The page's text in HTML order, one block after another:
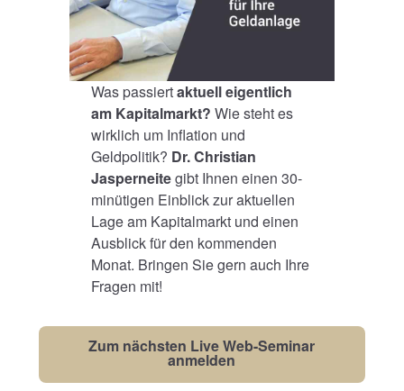
Was passiertaktuell eigentlich
am Kapitalmarkt? Wie steht es
wirklich um Inflation und
Geldpolitik? Dr. Christian
Jasperneitegibt Ihnen einen 30-
minütigen Einblick zur aktuellen
Lage am Kapitalmarkt und einen
Ausblick für den kommenden
Monat. Bringen Sie gern auch Ihre
Fragen mit!
Zum nächsten Live Web-Seminar
anmelden